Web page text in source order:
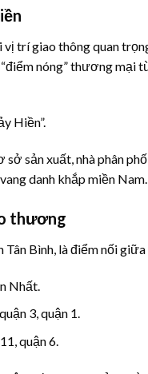
trí giao thông quan
nóng” thương mại
Hiền”.
sản xuất, nhà phân
danh khắp miền Nam.
thương
Bình, là điểm nối
Nhất.
3, quận 1.
quận 6.